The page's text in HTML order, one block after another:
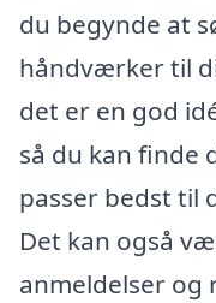
du begynde at
håndværker til
det er en god
så du kan finde
passer bedst til
Det kan også
anmeldelser og